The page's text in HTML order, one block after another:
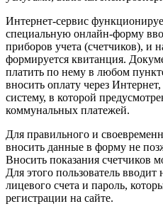
Интернет-сервис
специальную онлайн-форму
приборов учета (счетчиков), и
формируется квитанция.
платить по нему в любом
вносить оплату через
систему, в которой
коммунальных платежей.
Для правильного и
вносить данные в форму не
Вносить показания счетчиков
Для этого пользователь
лицевого счета и пароль,
регистрации на сайте.